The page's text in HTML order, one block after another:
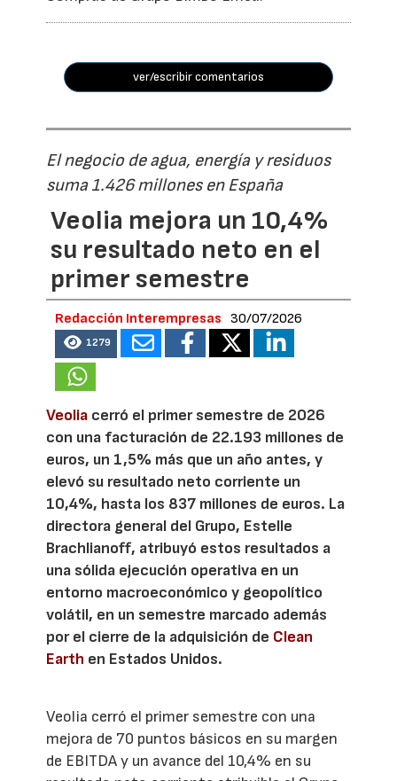
ver/escribir comentarios
El negocio de agua, energía y residuos
suma 1.426 millones en España
Veolia mejora un 10,4%
su resultado neto en el
primer semestre
Redacción Interempresas 30/07/2026
1279
Veolia cerró el primer semestre de 2026
con una facturación de 22.193 millones de
euros, un 1,5% más que un año antes, y
elevó su resultado neto corriente un
10,4%, hasta los 837 millones de euros. La
directora general del Grupo, Estelle
Brachlianoff, atribuyó estos resultados a
una sólida ejecución operativa en un
entorno macroeconómico y geopolítico
volátil, en un semestre marcado además
por el cierre de la adquisición de Clean
Earth en Estados Unidos.
Veolia cerró el primer semestre con una
mejora de 70 puntos básicos en su margen
de EBITDA y un avance del 10,4% en su